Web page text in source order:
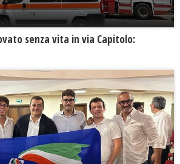
senza vita in via Capitolo: